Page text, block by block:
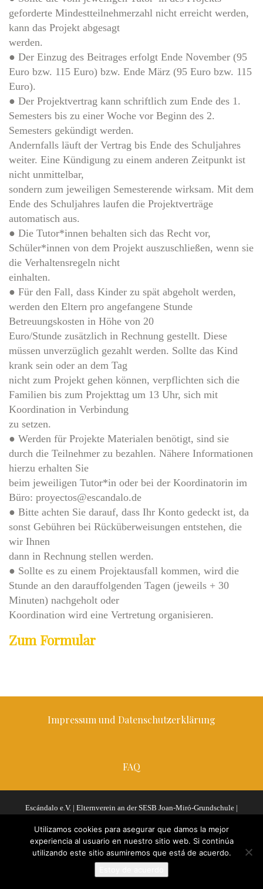
geforderte Mindestteilnehmerzahl nicht erreicht werden,
kann das Projekt abgesagt
werden.
● Der Einzug des Beitrages erfolgt Ende November (95
Euro bzw. 115 Euro) bzw. Ende März (95 Euro bzw. 115
Euro).
● Der Projektvertrag kann schriftlich zum Ende des 1.
Semesters bis zu einer Woche vor Beginn des 2.
Semesters gekündigt werden.
Andernfalls läuft der Vertrag bis Ende des Schuljahres
weiter. Eine Kündigung zu einem anderen Zeitpunkt ist
nicht unmittelbar,
sondern zum jeweiligen Semesterende wirksam. Mit dem
Ende des Schuljahres laufen die Projektverträge
automatisch aus.
● Die Tutor*innen behalten sich das Recht vor,
Schüler*innen von dem Projekt auszuschließen, wenn sie
die Verhaltensregeln nicht
einhalten.
● Für den Fall, dass Kinder zu spät abgeholt werden,
werden den Eltern pro angefangene Stunde
Betreuungskosten in Höhe von 20
Euro/Stunde zusätzlich in Rechnung gestellt. Diese
müssen unverzüglich gezahlt werden. Sollte das Kind
krank sein oder an dem Tag
nicht zum Projekt gehen können, verpflichten sich die
Familien bis zum Projekttag um 13 Uhr, sich mit
Koordination in Verbindung
zu setzen.
● Werden für Projekte Materialen benötigt, sind sie
durch die Teilnehmer zu bezahlen. Nähere Informationen
hierzu erhalten Sie
beim jeweiligen Tutor*in oder bei der Koordinatorin im
Büro: proyectos@escandalo.de
● Bitte achten Sie darauf, dass Ihr Konto gedeckt ist, da
sonst Gebühren bei Rücküberweisungen entstehen, die
wir Ihnen
dann in Rechnung stellen werden.
● Sollte es zu einem Projektausfall kommen, wird die
Stunde an den darauffolgenden Tagen (jeweils + 30
Minuten) nachgeholt oder
Koordination wird eine Vertretung organisieren.
Zum Formular
Impressum und Datenschutzerklärung
FAQ
Escándalo e.V. | Elternverein an der SESB Joan-Miró-Grundschule |
Bleibtreustraße 43/44, 10623 Berlin
Utilizamos cookies para asegurar que damos la mejor
experiencia al usuario en nuestro sitio web. Si continúa
utilizando este sitio asumiremos que está de acuerdo.